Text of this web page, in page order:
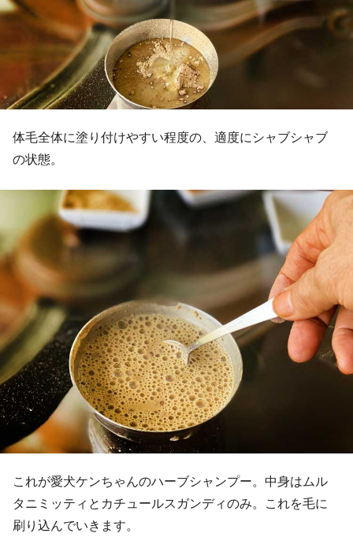
体毛全体に塗り付けやすい程度の、適度にシャブシャブ
の状態。
これが愛犬ケンちゃんのハーブシャンプー。中身はムル
タニミッティとカチュールスガンディのみ。これを毛に
刷り込んでいきます。